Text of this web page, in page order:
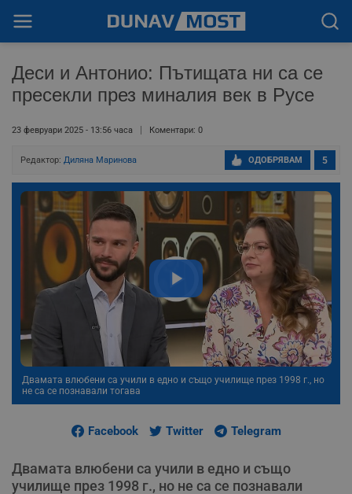
Деси и Антонио: Пътищата ни са се
пресекли през миналия век в Русе
23 февруари 2025 - 13:56 часа Коментари: 0
Редактор: Диляна Маринова 5
ОДОБРЯВАМ
Двамата влюбени са учили в едно и също училище през 1998 г., но
не са се познавали тогава
Facebook Twitter Telegram
Двамата влюбени са учили в едно и също
училище през 1998 г., но не са се познавали